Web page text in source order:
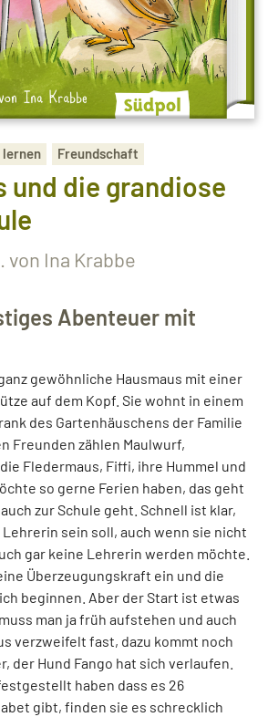
lernen Freundschaft
und die grandiose
von Ina Krabbe
Abenteuer mit
gewöhnliche Hausmaus mit einer
auf dem Kopf. Sie wohnt in einem
des Gartenhäuschens der Familie
Freunden zählen Maulwurf,
Fledermaus, Fiffi, ihre Hummel und
so gerne Ferien haben, das geht
zur Schule geht. Schnell ist klar,
sein soll, auch wenn sie nicht
gar keine Lehrerin werden möchte.
Überzeugungskraft ein und die
beginnen. Aber der Start ist etwas
man ja früh aufstehen und auch
verzweifelt fast, dazu kommt noch
der Hund Fango hat sich verlaufen.
haben dass es 26
gibt, finden sie es schrecklich